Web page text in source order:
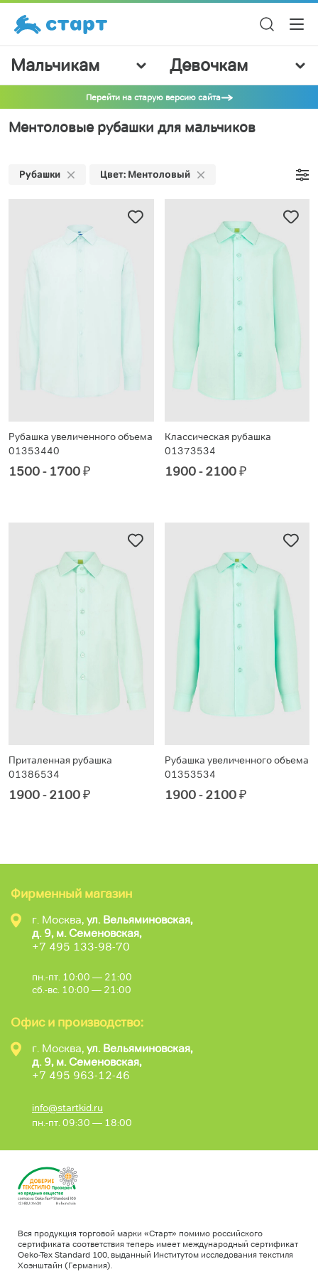
Мальчикам Девочкам
Перейти на старую версию сайта
Ментоловые рубашки для мальчиков
Рубашки Цвет: Ментоловый
Рубашка увеличенного объема
01353440
1500 - 1700₽
Классическая рубашка
01373534
1900 - 2100₽
Приталенная рубашка
01386534
1900 - 2100₽
Рубашка увеличенного объема
01353534
1900 - 2100₽
Фирменный магазин
г. Москва, ул. Вельяминовская,
д. 9, м. Семеновская,
+7 495 133-98-70
пн.-пт. 10:00 — 21:00
сб.-вс. 10:00 — 21:00
Офис и производство:
г. Москва, ул. Вельяминовская,
д. 9, м. Семеновская,
+7 495 963-12-46
info@startkid.ru
пн.-пт. 09:30 — 18:00
Вся продукция торговой марки «Старт» помимо российского
сертификата соответствия теперь имеет международный сертификат
Oeko-Tex Standard 100, выданный Институтом исследования текстиля
Хоэнштайн (Германия).